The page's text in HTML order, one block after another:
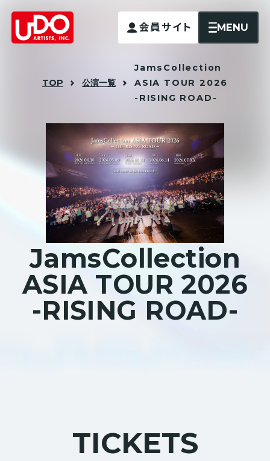
会員サイト MENU
TOP 公演一覧
JamsCollection
ASIA TOUR 2026
-RISING ROAD-
JamsCollection
ASIA TOUR 2026
-RISING ROAD-
TICKETS